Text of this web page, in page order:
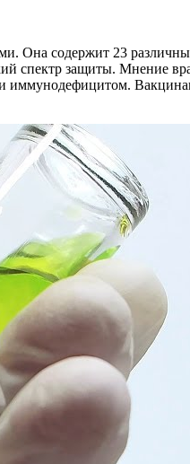
Она содержит 23
спектр защиты. Мнение
иммунодефицитом.